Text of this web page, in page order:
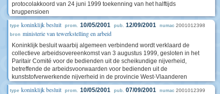
protocolakkoord van 24 juni 1999 toekenning van het halftijds
brugpensioen
type koninklijk besluit prom. 10/05/2001 pub. 12/09/2001 numac 2001012398
bron ministerie van tewerkstelling en arbeid
Koninklijk besluit waarbij algemeen verbindend wordt verklaard de
collectieve arbeidsovereenkomst van 3 augustus 1999, gesloten in het
Paritair Comité voor de bedienden uit de scheikundige nijverheid,
betreffende de arbeidsvoorwaarden voor bedienden uit de
kunststofverwerkende nijverheid in de provincie West-Vlaanderen
type koninklijk besluit prom. 10/05/2001 pub. 07/09/2001 numac 2001012399